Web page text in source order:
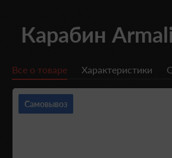
Карабин
Все о товаре Характеристики
Самовывоз